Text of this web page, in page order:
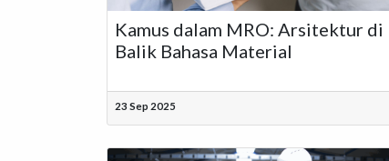
Kamus dalam MRO: Arsitektur di
Balik Bahasa Material
23 Sep 2025